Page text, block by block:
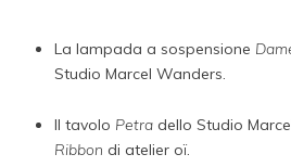
La lampada a sospensione
Studio Marcel Wanders.
Il tavolo Petra dello Studio
Ribbon di atelier oï.